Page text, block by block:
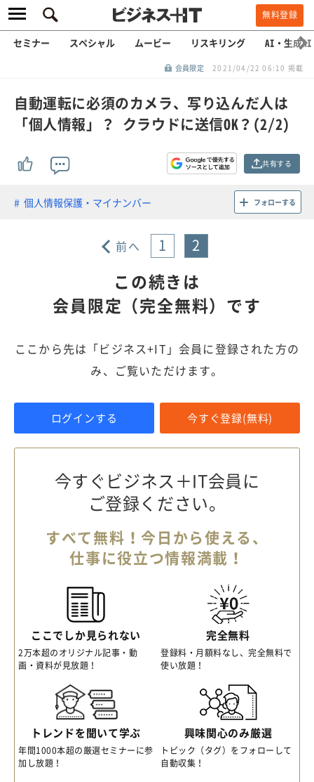
無料登録
セミナー スペシャル ムービー リスキリング AI・生成AI
会員限定 2021/04/22 06:10 掲載
自動運転に必須のカメラ、写り込んだ人は
「個人情報」？ クラウドに送信OK？(2/2)
共有する
個人情報保護・マイナンバー フォローする
前へ 1 2
この続きは
会員限定（完全無料）です
ここから先は「ビジネス+IT」会員に登録された方の
み、ご覧いただけます。
ログインする 今すぐ登録(無料)
今すぐビジネス＋IT会員に
ご登録ください。
すべて無料！今日から使える、
仕事に役立つ情報満載！
ここでしか見られない
2万本超のオリジナル記事・動
画・資料が見放題！
完全無料
登録料・月額料なし、完全無料で
使い放題！
トレンドを聞いて学ぶ
年間1000本超の厳選セミナーに参
加し放題！
興味関心のみ厳選
トピック（タグ）をフォローして
自動収集！